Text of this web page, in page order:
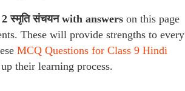
स्मृति संचयन with answers on this page
These will provide strengths to every
MCQ Questions for Class 9 Hindi
their learning process.